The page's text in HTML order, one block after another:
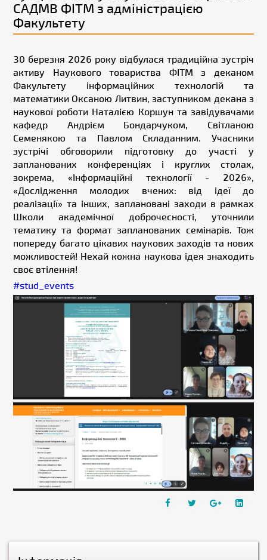
САДМВ ФІТМ з адміністрацією
Факультету
30 березня 2026 року відбулася традиційна зустріч
активу Наукового товариства ФІТМ з деканом
Факультету інформаційних технологій та
математики Оксаною Литвин, заступником декана з
наукової роботи Наталією Коршун та завідувачами
кафедр Андрієм Бондарчуком, Світланою
Семенякою та Павлом Складанним. Учасники
зустрічі обговорили підготовку до участі у
запланованих конференціях і круглих столах,
зокрема, «Інформаційні технології - 2026»,
«Дослідження молодих вчених: від ідеї до
реалізації» та інших, заплановані заходи в рамках
Школи академічної доброчесності, уточнили
тематику та формат запланованих семінарів. Тож
попереду багато цікавих наукових заходів та нових
можливостей! Нехай кожна наукова ідея знаходить
своє втілення!
#stud_events